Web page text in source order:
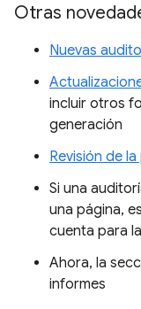
Otras
Nuevas
incluir otros
generación
Revisión de
Si una
una página,
cuenta para
Ahora, la
informes